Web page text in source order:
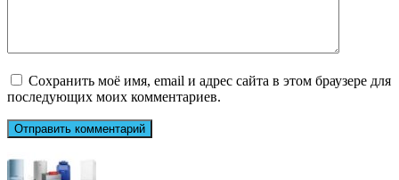
Сохранить моё имя, email и адрес сайта в этом браузере для
последующих моих комментариев.